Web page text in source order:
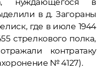
в д. Загораны
где в июле 1944
стрелкового полка,
контратаку
№ 4127).